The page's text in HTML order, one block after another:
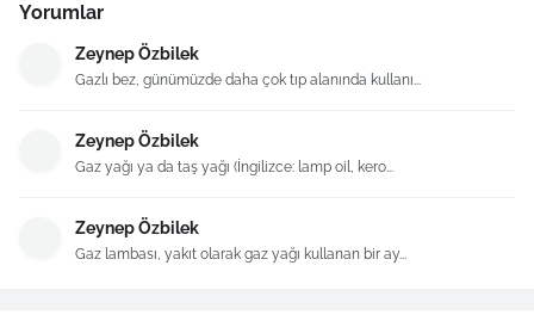
Yorumlar
Zeynep Özbilek
Gazlı bez, günümüzde daha çok tıp alanında kullanı...
Zeynep Özbilek
Gaz yağı ya da taş yağı (İngilizce: lamp oil, kero...
Zeynep Özbilek
Gaz lambası, yakıt olarak gaz yağı kullanan bir ay...